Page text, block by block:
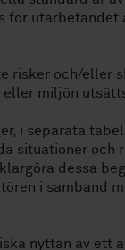
för utarbetandet
risker och/eller
eller miljön
i separata
situationer och
dessa
i samband
nyttan av ett